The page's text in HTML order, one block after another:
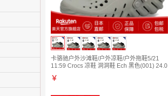
卡骆驰户外沙滩鞋/户外凉鞋/户外拖鞋5/21
11:59 Crocs 凉鞋 洞洞鞋 Ech 黑色(001) 24.0
￥